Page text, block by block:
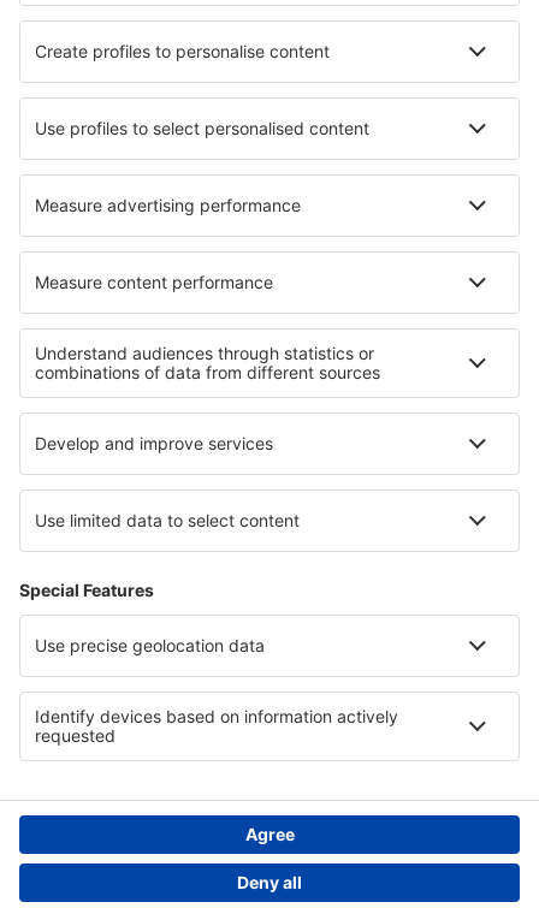
Cazare în Las Majadas Cazare în Barcelona
Cele mai bune locuri de cazare - orașe
Cazare în Gams Cazare în Shaoguan
Cazare în Seloignes Cazare în Villeneuve-Saint-Georges
Cazare în Mönichwald Cazare în Lavis
Cazare în Golubitskaya
Cele mai bune locuri de cazare - regiuni
Cazare în Costa Verde Cazare în Serbia
Cazare in Corfu Cazare în Ipanema